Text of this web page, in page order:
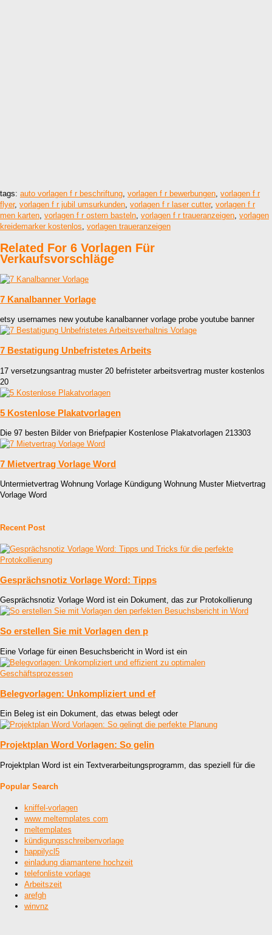
tags: auto vorlagen f r beschriftung, vorlagen f r bewerbungen, vorlagen f r
flyer, vorlagen f r jubil umsurkunden, vorlagen f r laser cutter, vorlagen f r
men karten, vorlagen f r ostern basteln, vorlagen f r traueranzeigen, vorlagen
kreidemarker kostenlos, vorlagen traueranzeigen
Related For 6 Vorlagen Für
Verkaufsvorschläge
7 Kanalbanner Vorlage
etsy usernames new youtube kanalbanner vorlage probe youtube banner
7 Bestatigung Unbefristetes Arbeits
17 versetzungsantrag muster 20 befristeter arbeitsvertrag muster kostenlos
20
5 Kostenlose Plakatvorlagen
Die 97 besten Bilder von Briefpapier Kostenlose Plakatvorlagen 213303
7 Mietvertrag Vorlage Word
Untermietvertrag Wohnung Vorlage Kündigung Wohnung Muster Mietvertrag
Vorlage Word
Recent Post
Gesprächsnotiz Vorlage Word: Tipps
Gesprächsnotiz Vorlage Word ist ein Dokument, das zur Protokollierung
So erstellen Sie mit Vorlagen den p
Eine Vorlage für einen Besuchsbericht in Word ist ein
Belegvorlagen: Unkompliziert und ef
Ein Beleg ist ein Dokument, das etwas belegt oder
Projektplan Word Vorlagen: So gelin
Projektplan Word ist ein Textverarbeitungsprogramm, das speziell für die
Popular Search
kniffel-vorlagen
www meltemplates com
meltemplates
kündigungsschreibenvorlage
happilycl5
einladung diamantene hochzeit
telefonliste vorlage
Arbeitszeit
arefgh
winvnz